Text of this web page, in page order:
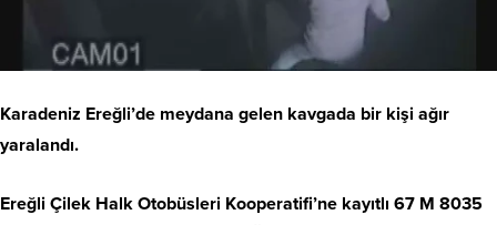
Karadeniz Ereğli’de meydana gelen kavgada bir kişi ağır
yaralandı.
Ereğli Çilek Halk Otobüsleri Kooperatifi’ne kayıtlı 67 M 8035